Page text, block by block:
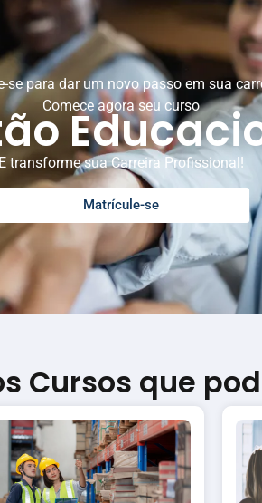
se para dar um novo passo em sua
Comece agora seu curso
E transforme sua Carreira Profissional!
Matrícule-se
Cursos que